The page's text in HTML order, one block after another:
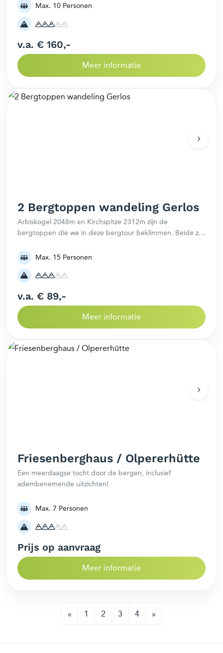
geweldig mooi kleurenspel en de bergtoppen krijgen een
gouden gloed.
Max. 10 Personen
v.a. € 160,-
Meer informatie
2 Bergtoppen wandeling Gerlos
Arbiskogel 2048m en Kirchspitze 2312m zijn de
bergtoppen die we in deze bergtour beklimmen. Beide zijn
Max. 15 Personen
v.a. € 89,-
Meer informatie
Friesenberghaus / Olpererhütte
Een meerdaagse tocht door de bergen, inclusief
adembenemende uitzichten!
Max. 7 Personen
Prijs op aanvraag
Meer informatie
« 1 2 3 4 »